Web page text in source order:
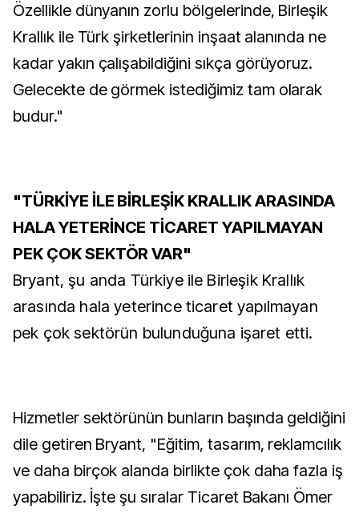
Özellikle dünyanın zorlu bölgelerinde, Birleşik
Krallık ile Türk şirketlerinin inşaat alanında ne
kadar yakın çalışabildiğini sıkça görüyoruz.
Gelecekte de görmek istediğimiz tam olarak
budur."
"TÜRKİYE İLE BİRLEŞİK KRALLIK ARASINDA
HALA YETERİNCE TİCARET YAPILMAYAN
PEK ÇOK SEKTÖR VAR"
Bryant, şu anda Türkiye ile Birleşik Krallık
arasında hala yeterince ticaret yapılmayan
pek çok sektörün bulunduğuna işaret etti.
Hizmetler sektörünün bunların başında geldiğini
dile getiren Bryant, "Eğitim, tasarım, reklamcılık
ve daha birçok alanda birlikte çok daha fazla iş
yapabiliriz. İşte şu sıralar Ticaret Bakanı Ömer